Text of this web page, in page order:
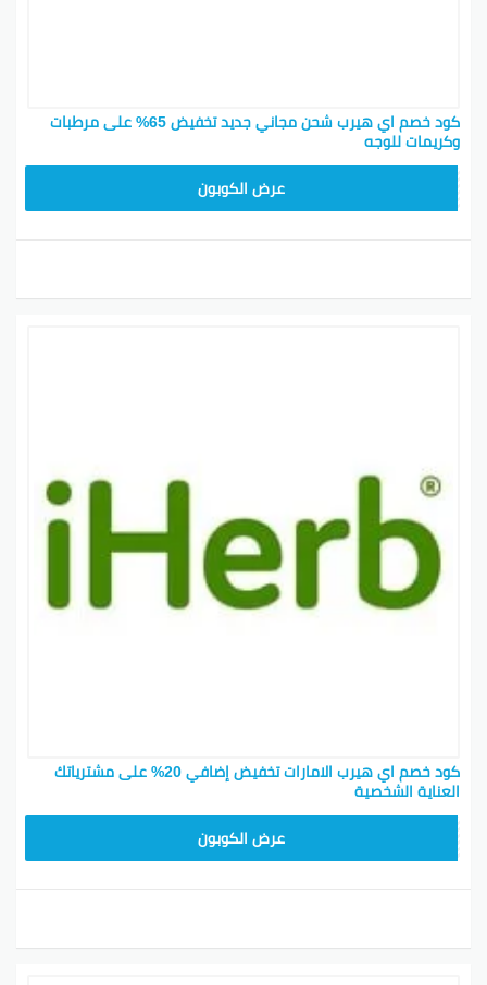
كود خصم اي هيرب شحن مجاني جديد تخفيض 65% على مرطبات
وكريمات للوجه
عرض الكوبون
كود خصم اي هيرب الامارات تخفيض إضافي 20% على مشترياتك
العناية الشخصية
عرض الكوبون